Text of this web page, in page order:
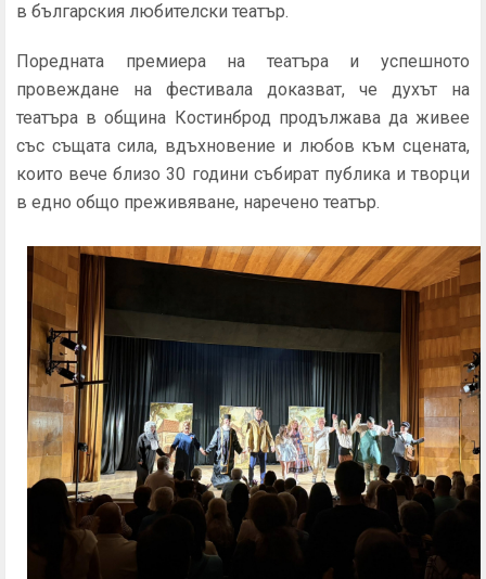
в българския любителски театър.
Поредната премиера на театъра и успешното
провеждане на фестивала доказват, че духът на
театъра в община Костинброд продължава да живее
със същата сила, вдъхновение и любов към сцената,
които вече близо 30 години събират публика и творци
в едно общо преживяване, наречено театър.